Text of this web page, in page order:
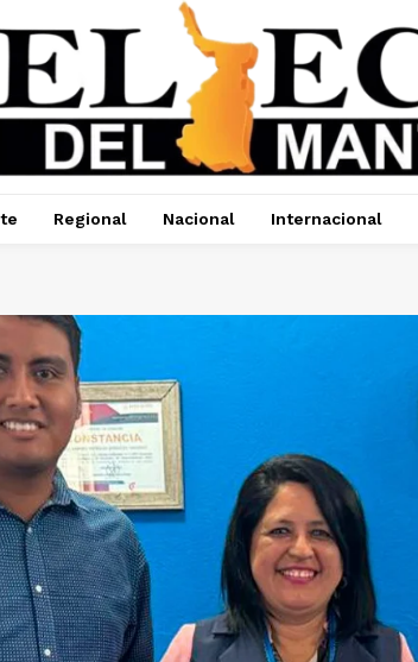
Regional Nacional Internacional